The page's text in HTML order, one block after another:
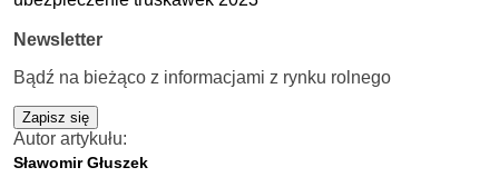
Newsletter
Bądź na bieżąco z informacjami z rynku rolnego
Zapisz się
Autor artykułu:
Sławomir Głuszek